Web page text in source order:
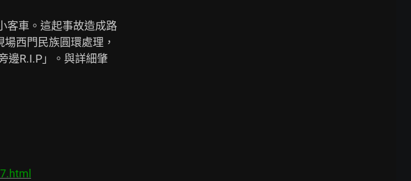
客車。這起事故造成路
西門民族圓環處理，
邊R.I.P」。與詳細肇